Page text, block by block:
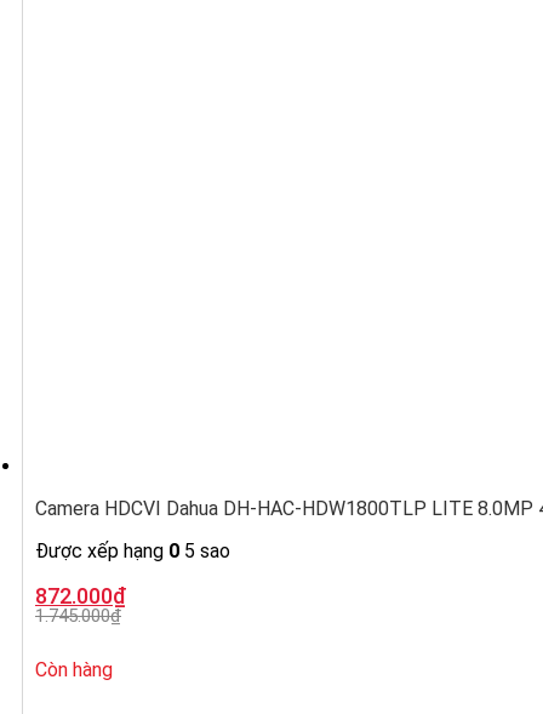
Camera HDCVI Dahua DH-HAC-HDW1800TLP LITE 8.0MP
Được xếp hạng 0 5 sao
1.745.000₫
Giá
gốc
là:
872.000₫
Giá
hiện
tại
872.000₫.
Còn hàng